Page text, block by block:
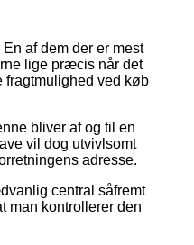
af dem der er mest
lige præcis når det
fragtmulighed ved køb
bliver af og til en
vil dog utvivlsomt
adresse.
central såfremt
man kontrollerer den